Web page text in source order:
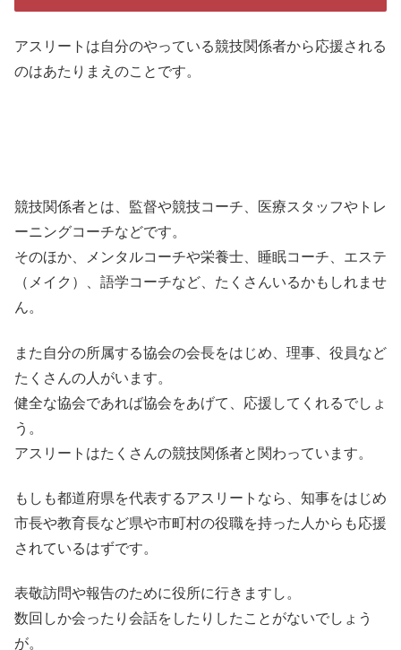
アスリートは自分のやっている競技関係者から応援される
のはあたりまえのことです。
競技関係者とは、監督や競技コーチ、医療スタッフやトレ
ーニングコーチなどです。
そのほか、メンタルコーチや栄養士、睡眠コーチ、エステ
（メイク）、語学コーチなど、たくさんいるかもしれませ
ん。
また自分の所属する協会の会長をはじめ、理事、役員など
たくさんの人がいます。
健全な協会であれば協会をあげて、応援してくれるでしょ
う。
アスリートはたくさんの競技関係者と関わっています。
もしも都道府県を代表するアスリートなら、知事をはじめ
市長や教育長など県や市町村の役職を持った人からも応援
されているはずです。
表敬訪問や報告のために役所に行きますし。
数回しか会ったり会話をしたりしたことがないでしょう
が。